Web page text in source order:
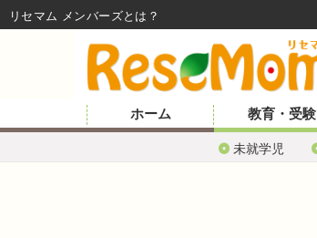
ホーム 教育・受験
未就学児
リセマム メンバーズ